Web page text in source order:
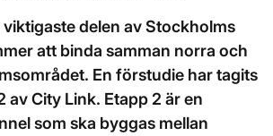
delen av Stockholms
att binda samman norra och
En förstudie har tagits
av City Link. Etapp 2 är en
som ska byggas mellan